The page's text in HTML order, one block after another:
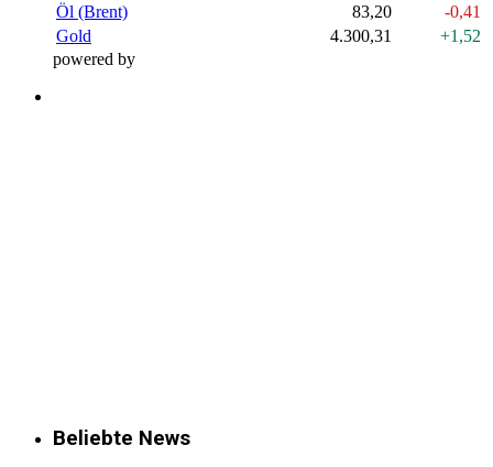
Öl (Brent)
83,20
-0,41
Gold
4.300,31
+1,52
powered by
Beliebte News